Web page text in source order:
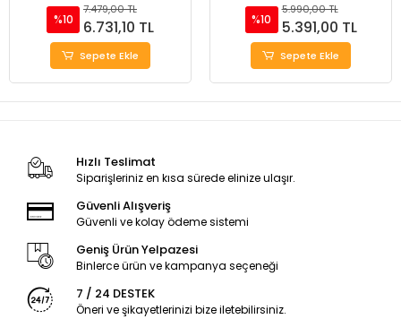
%10
7.479,00 TL
6.731,10 TL
Sepete Ekle
%10
5.990,00 TL
5.391,00 TL
Sepete Ekle
Hızlı Teslimat
Siparişleriniz en kısa sürede elinize ulaşır.
Güvenli Alışveriş
Güvenli ve kolay ödeme sistemi
Geniş Ürün Yelpazesi
Binlerce ürün ve kampanya seçeneği
7 / 24 DESTEK
Öneri ve şikayetlerinizi bize iletebilirsiniz.